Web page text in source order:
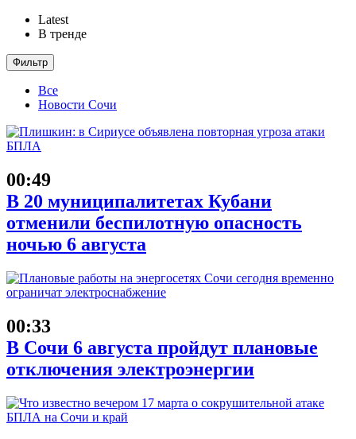
Latest
В тренде
Фильтр
Все
Новости Сочи
00:49
В 20 муниципалитетах Кубани
отменили беспилотную опасность
ночью 6 августа
00:33
В Сочи 6 августа пройдут плановые
отключения электроэнергии